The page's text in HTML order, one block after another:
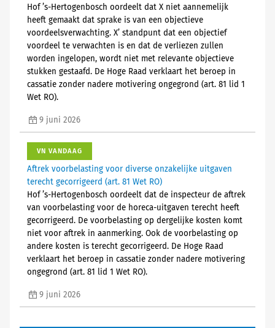
Hof ’s-Hertogenbosch oordeelt dat X niet aannemelijk
heeft gemaakt dat sprake is van een objectieve
voordeelsverwachting. X’ standpunt dat een objectief
voordeel te verwachten is en dat de verliezen zullen
worden ingelopen, wordt niet met relevante objectieve
stukken gestaafd. De Hoge Raad verklaart het beroep in
cassatie zonder nadere motivering ongegrond (art. 81 lid 1
Wet RO).
9 juni 2026
VN VANDAAG
Aftrek voorbelasting voor diverse onzakelijke uitgaven
terecht gecorrigeerd (art. 81 Wet RO)
Hof ’s-Hertogenbosch oordeelt dat de inspecteur de aftrek
van voorbelasting voor de horeca-uitgaven terecht heeft
gecorrigeerd. De voorbelasting op dergelijke kosten komt
niet voor aftrek in aanmerking. Ook de voorbelasting op
andere kosten is terecht gecorrigeerd. De Hoge Raad
verklaart het beroep in cassatie zonder nadere motivering
ongegrond (art. 81 lid 1 Wet RO).
9 juni 2026